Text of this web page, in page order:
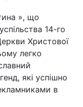
», що
14-го
Христової
легко
які успішно
в